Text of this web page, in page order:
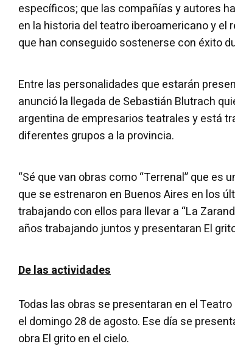
específicos; que las compañías y autores
en la historia del teatro iberoamericano y
que han conseguido sostenerse con éxito
Entre las personalidades que estarán
anunció la llegada de Sebastián Blutrach
argentina de empresarios teatrales y está
diferentes grupos a la provincia.
“Sé que van obras como “Terrenal” que
que se estrenaron en Buenos Aires en los
trabajando con ellos para llevar a “La
años trabajando juntos y presentaran El
De las actividades
Todas las obras se presentaran en el
el domingo 28 de agosto. Ese día se
obra El grito en el cielo.